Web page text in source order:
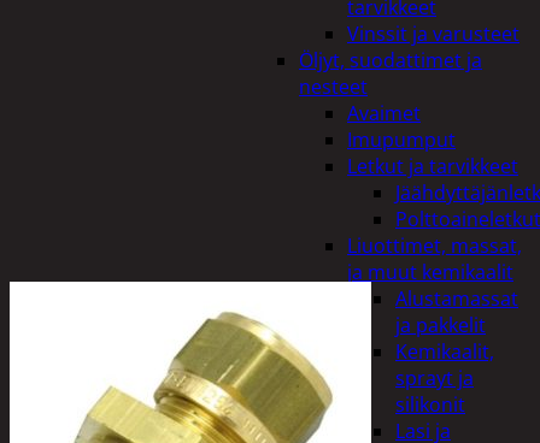
tarvikkeet
Vinssit ja varusteet
Öljyt, suodattimet ja
nesteet
Avaimet
Imupumput
Letkut ja tarvikkeet
Polttoaineletkut
Liuottimet, massat,
ja muut kemikaalit
Alustamassat
ja pakkelit
Kemikaalit,
sprayt ja
silikonit
Lasi ja